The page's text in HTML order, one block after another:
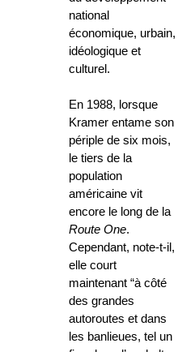
national
économique, urbain,
idéologique et
culturel.
En 1988, lorsque
Kramer entame son
périple de six mois,
le tiers de la
population
américaine vit
encore le long de la
Route One.
Cependant, note-t-il,
elle court
maintenant “à côté
des grandes
autoroutes et dans
les banlieues, tel un